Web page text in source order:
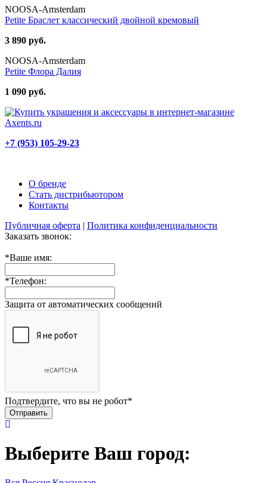
NOOSA-Amsterdam
Petite Браслет классический двойной кремовый
3 890 руб.
NOOSA-Amsterdam
Petite Флора Далия
1 090 руб.
+7 (953) 105-29-23
О бренде
Стать дистрибьютором
Контакты
Публичная оферта | Политика конфиденциальности
Заказать звонок:
*Ваше имя:
*Телефон:
Защита от автоматических сообщений
Подтвердите, что вы не робот*
Выберите Ваш город: